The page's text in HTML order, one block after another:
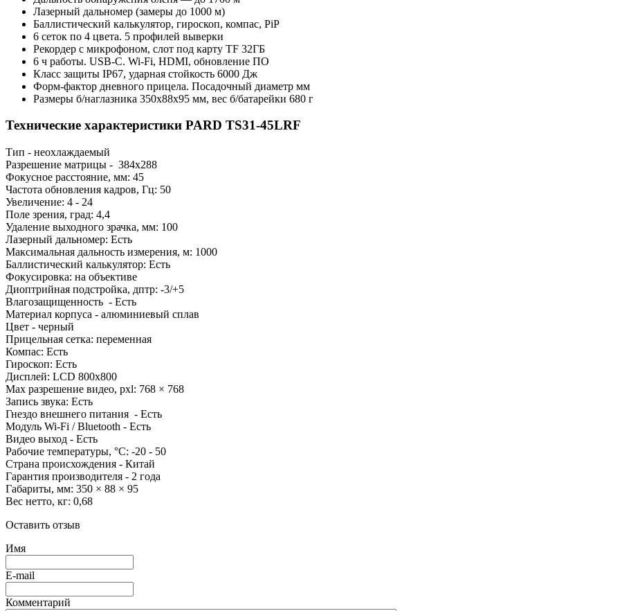
Лазерный дальномер (замеры до 1000 м)
Баллистический калькулятор, гироскоп, компас, PiP
6 сеток по 4 цвета. 5 профилей выверки
Рекордер с микрофоном, слот под карту TF 32ГБ
6 ч работы. USB-C. Wi-Fi, HDMI, обновление ПО
Класс защиты IP67, ударная стойкость 6000 Дж
Форм-фактор дневного прицела. Посадочный диаметр мм
Размеры б/наглазника 350x88x95 мм, вес б/батарейки 680 г
Технические характеристики PARD TS31-45LRF
Тип - неохлаждаемый
Разрешение матрицы - 384x288
Фокусное расстояние, мм: 45
Частота обновления кадров, Гц: 50
Увеличение: 4 - 24
Поле зрения, град: 4,4
Удаление выходного зрачка, мм: 100
Лазерный дальномер: Есть
Максимальная дальность измерения, м: 1000
Баллистический калькулятор: Есть
Фокусировка: на объективе
Диоптрийная подстройка, дптр: -3/+5
Влагозащищенность - Есть
Материал корпуса - алюминиевый сплав
Цвет - черный
Прицельная сетка: переменная
Компас: Есть
Гироскоп: Есть
Дисплей: LCD 800x800
Max разрешение видео, pxl: 768 × 768
Запись звука: Есть
Гнездо внешнего питания - Есть
Модуль Wi-Fi / Bluetooth - Есть
Видео выход - Есть
Рабочие температуры, °С: -20 - 50
Страна происхождения - Китай
Гарантия производителя - 2 года
Габариты, мм: 350 × 88 × 95
Вес нетто, кг: 0,68
Оставить отзыв
Имя
E-mail
Комментарий